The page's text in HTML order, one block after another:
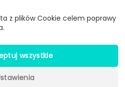
-
-
VISA/MASTERCARD
system PAYU
z plików Cookie celem poprawy
wszystkie